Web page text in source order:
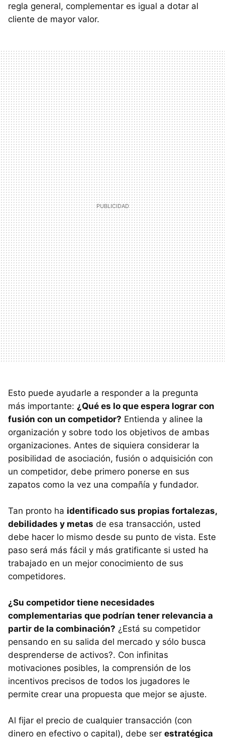
regla general, complementar es igual a dotar al
cliente de mayor valor.
Esto puede ayudarle a responder a la pregunta
más importante: ¿Qué es lo que espera lograr con
fusión con un competidor? Entienda y alinee la
organización y sobre todo los objetivos de ambas
organizaciones. Antes de siquiera considerar la
posibilidad de asociación, fusión o adquisición con
un competidor, debe primero ponerse en sus
zapatos como la vez una compañía y fundador.
Tan pronto ha identificado sus propias fortalezas,
debilidades y metas de esa transacción, usted
debe hacer lo mismo desde su punto de vista. Este
paso será más fácil y más gratificante si usted ha
trabajado en un mejor conocimiento de sus
competidores.
¿Su competidor tiene necesidades
complementarias que podrían tener relevancia a
partir de la combinación? ¿Está su competidor
pensando en su salida del mercado y sólo busca
desprenderse de activos?. Con infinitas
motivaciones posibles, la comprensión de los
incentivos precisos de todos los jugadores le
permite crear una propuesta que mejor se ajuste.
Al fijar el precio de cualquier transacción (con
dinero en efectivo o capital), debe ser estratégica